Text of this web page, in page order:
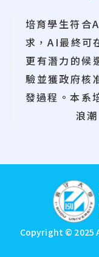
培育學生符合
求，AI最終可
更有潛力的候
驗並獲政府核
發過程。本系
浪
Copyright © 2025